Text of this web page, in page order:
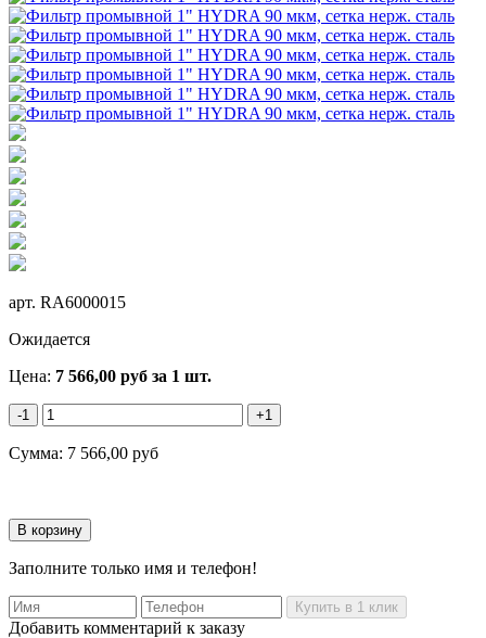
арт. RA6000015
Ожидается
Цена: 7 566,00 руб за 1 шт.
-1 +1
Сумма: 7 566,00 руб
Заполните только имя и телефон!
Добавить комментарий к заказу